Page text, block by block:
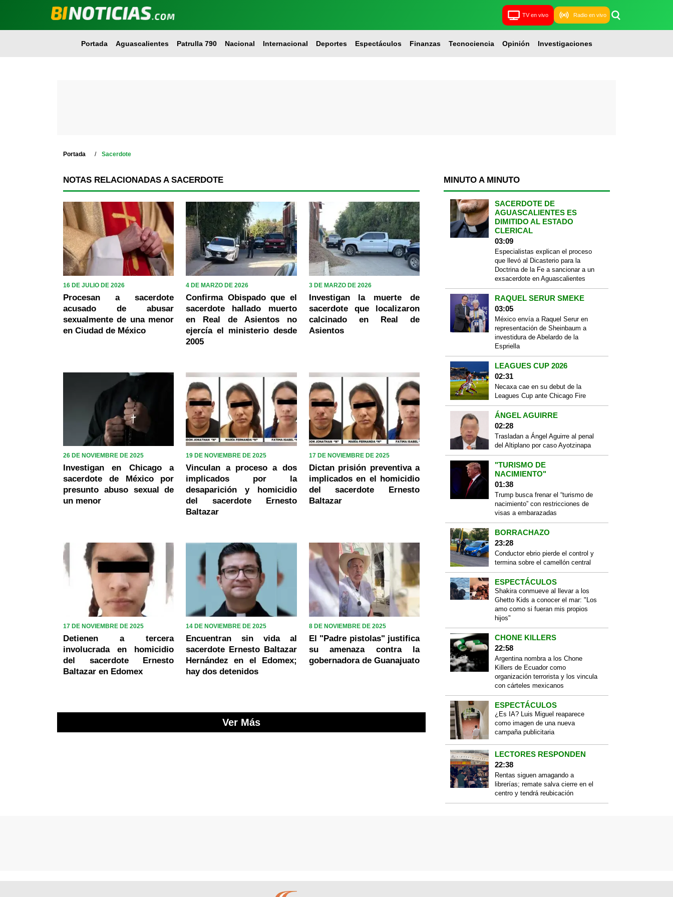
TV en vivo Radio en vivo
Portada Aguascalientes Patrulla 790 Nacional Internacional Deportes Espectáculos Finanzas Tecnociencia Opinión Investigaciones
Portada Sacerdote
NOTAS RELACIONADAS A SACERDOTE
16 DE JULIO DE 2026
Procesan a sacerdote
acusado de abusar
sexualmente de una menor
en Ciudad de México
4 DE MARZO DE 2026
Confirma Obispado que el
sacerdote hallado muerto
en Real de Asientos no
ejercía el ministerio desde
2005
3 DE MARZO DE 2026
Investigan la muerte de
sacerdote que localizaron
calcinado en Real de
Asientos
26 DE NOVIEMBRE DE 2025
Investigan en Chicago a
sacerdote de México por
presunto abuso sexual de
un menor
19 DE NOVIEMBRE DE 2025
Vinculan a proceso a dos
implicados por la
desaparición y homicidio
del sacerdote Ernesto
Baltazar
17 DE NOVIEMBRE DE 2025
Dictan prisión preventiva a
implicados en el homicidio
del sacerdote Ernesto
Baltazar
17 DE NOVIEMBRE DE 2025
Detienen a tercera
involucrada en homicidio
del sacerdote Ernesto
Baltazar en Edomex
14 DE NOVIEMBRE DE 2025
Encuentran sin vida al
sacerdote Ernesto Baltazar
Hernández en el Edomex;
hay dos detenidos
8 DE NOVIEMBRE DE 2025
El "Padre pistolas" justifica
su amenaza contra la
gobernadora de Guanajuato
Ver Más
MINUTO A MINUTO
SACERDOTE DE
AGUASCALIENTES ES
DIMITIDO AL ESTADO
CLERICAL
03:09
Especialistas explican el proceso
que llevó al Dicasterio para la
Doctrina de la Fe a sancionar a un
exsacerdote en Aguascalientes
RAQUEL SERUR SMEKE
03:05
México envía a Raquel Serur en
representación de Sheinbaum a
investidura de Abelardo de la
Espriella
LEAGUES CUP 2026
02:31
Necaxa cae en su debut de la
Leagues Cup ante Chicago Fire
ÁNGEL AGUIRRE
02:28
Trasladan a Ángel Aguirre al penal
del Altiplano por caso Ayotzinapa
"TURISMO DE
NACIMIENTO"
01:38
Trump busca frenar el “turismo de
nacimiento” con restricciones de
visas a embarazadas
BORRACHAZO
23:28
Conductor ebrio pierde el control y
termina sobre el camellón central
ESPECTÁCULOS
Shakira conmueve al llevar a los
Ghetto Kids a conocer el mar: "Los
amo como si fueran mis propios
hijos"
CHONE KILLERS
22:58
Argentina nombra a los Chone
Killers de Ecuador como
organización terrorista y los vincula
con cárteles mexicanos
ESPECTÁCULOS
¿Es IA? Luis Miguel reaparece
como imagen de una nueva
campaña publicitaria
LECTORES RESPONDEN
22:38
Rentas siguen amagando a
librerías; remate salva cierre en el
centro y tendrá reubicación